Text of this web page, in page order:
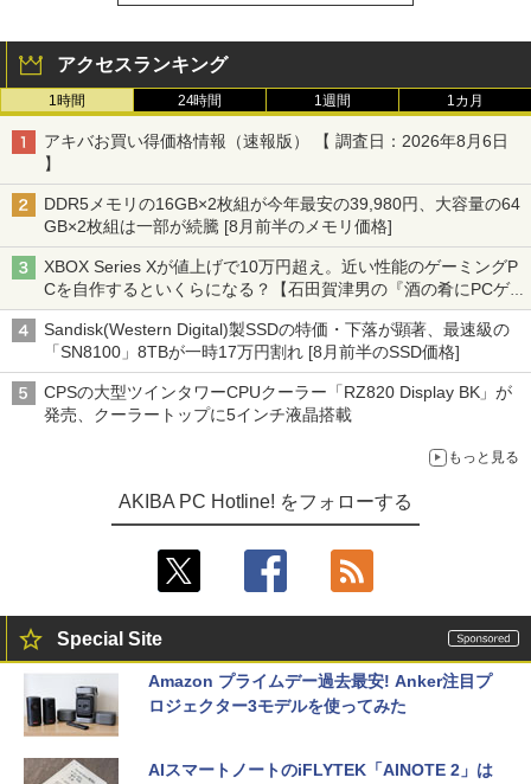
アクセスランキング
1時間 24時間 1週間 1カ月
アキバお買い得価格情報（速報版） 【 調査日：2026年8月6日
】
DDR5メモリの16GB×2枚組が今年最安の39,980円、大容量の64
GB×2枚組は一部が続騰 [8月前半のメモリ価格]
XBOX Series Xが値上げで10万円超え。近い性能のゲーミングP
Cを自作するといくらになる？【石田賀津男の『酒の肴にPCゲ
ーム』】
Sandisk(Western Digital)製SSDの特価・下落が顕著、最速級の
「SN8100」8TBが一時17万円割れ [8月前半のSSD価格]
CPSの大型ツインタワーCPUクーラー「RZ820 Display BK」が
発売、クーラートップに5インチ液晶搭載
もっと見る
AKIBA PC Hotline! をフォローする
Special Site
Amazon プライムデー過去最安! Anker注目プ
ロジェクター3モデルを使ってみた
AIスマートノートのiFLYTEK「AINOTE 2」は